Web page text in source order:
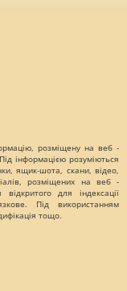
розміщену на веб -
інформацією розуміються
ящик-шота, скани, відео,
розміщених на веб -
відкритого для індексації
Під використанням
тощо.